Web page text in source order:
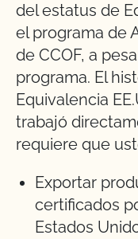
del estatus de
el programa de
de CCOF, a
programa. El
Equivalencia
trabajó
requiere que
Exportar
certificados
Estados